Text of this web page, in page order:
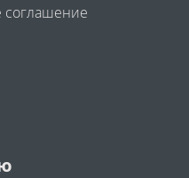
соглашение